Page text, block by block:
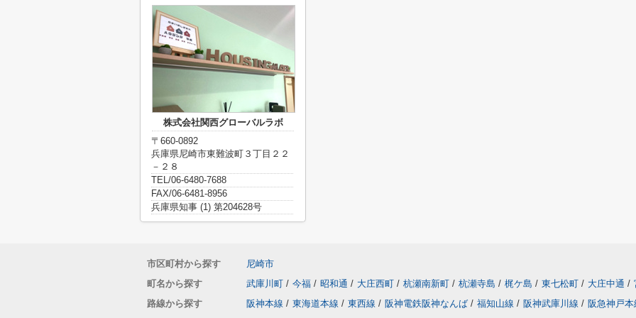
株式会社関西グローバルラボ
〒660-0892
兵庫県尼崎市東難波町３丁目２２
－２８
TEL/06-6480-7688
FAX/06-6481-8956
兵庫県知事 (1) 第204628号
市区町村から探す
尼崎市
町名から探す
武庫川町 / 今福 / 昭和通 / 大庄西町 / 杭瀬南新町 / 杭瀬寺島 / 梶ケ島 / 東七松町 / 大庄中通 /
路線から探す
阪神本線 / 東海道本線 / 東西線 / 阪神電鉄阪神なんば / 福知山線 / 阪神武庫川線 / 阪急神戸本